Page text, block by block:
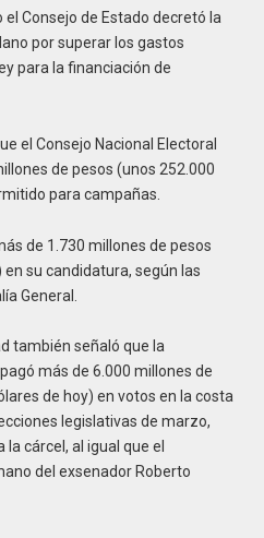
Consejo de Estado decretó la
por superar los gastos
para la financiación de
el Consejo Nacional Electoral
de pesos (unos 252.000
para campañas.
de 1.730 millones de pesos
su candidatura, según las
General.
también señaló que la
más de 6.000 millones de
de hoy) en votos en la costa
legislativas de marzo,
cárcel, al igual que el
del exsenador Roberto